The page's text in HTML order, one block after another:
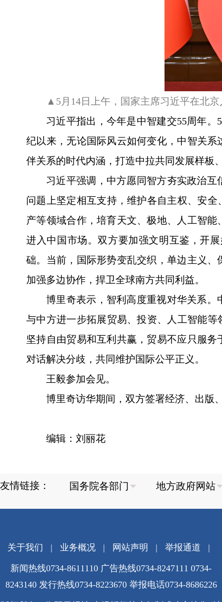
▲5月14日上午，国家主席习近平在北
习近平指出，今年是中智建交55周年
纪以来，无论国际风云如何变化，中智关
伴关系的时代内涵，打造中拉共同发展样板
习近平强调，中方愿同智方夯实政治
问题上坚定相互支持，维护各自主权、安
产等领域合作，培育天文、极地、人工智
进入中国市场。双方要加强文明互鉴，开
础。当前，国际形势变乱交织，单边主义
加强多边协作，捍卫全球南方共同利益。
博里奇表示，智利高度重视对华关系
与中方进一步拓展贸易、投资、人工智能
坚持自由贸易和互利共赢，贸易不应只服
对话解决分歧，共同维护国际公平正义。
王毅参加会见。
博里奇访华期间，双方签署经济、出版
编辑：刘丽花
友情链接：
关于我们 | 业务概况| 网站声明 | 举报通道 |
新闻热线0734-8611110 广告热线0734-8247111 0734-
8243140 发行热线0734-8223670 举报电话0734-8686226